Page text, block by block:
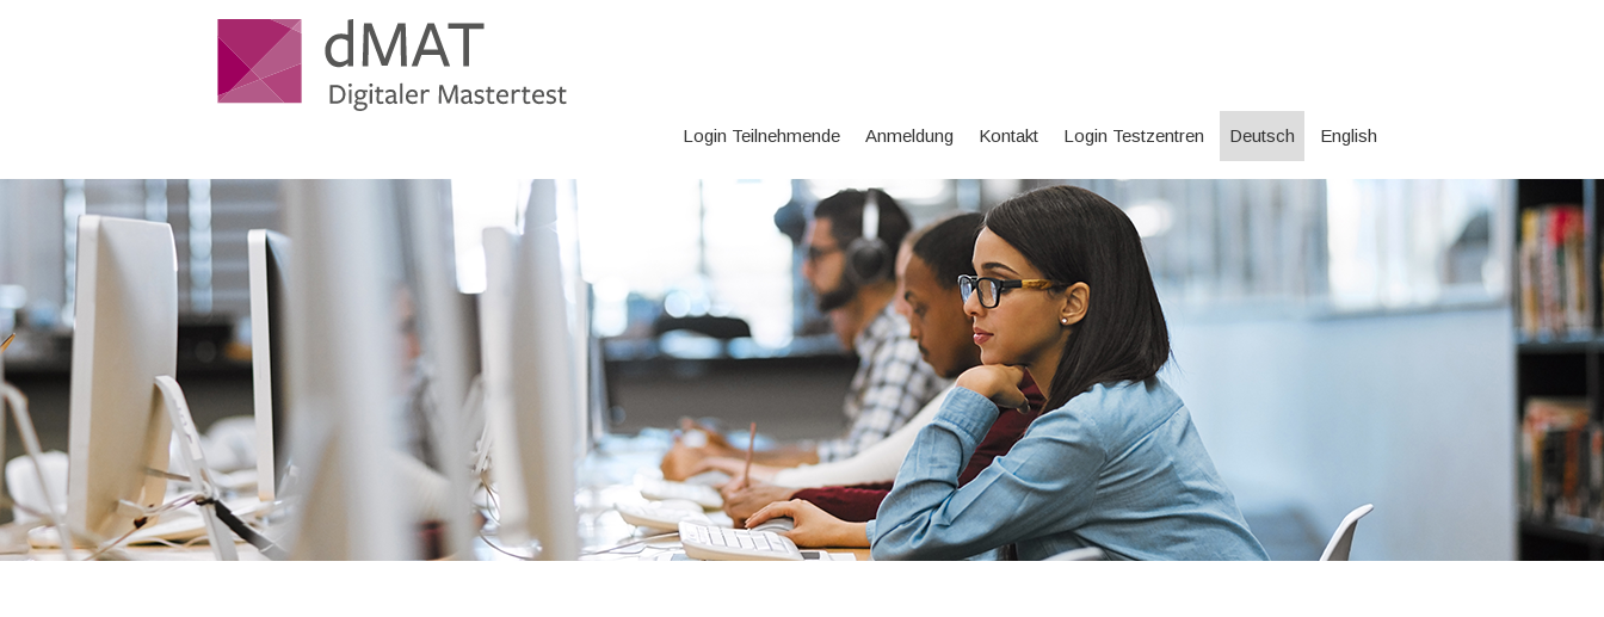
Login Teilnehmende Anmeldung Kontakt Login Testzentren Deutsch English